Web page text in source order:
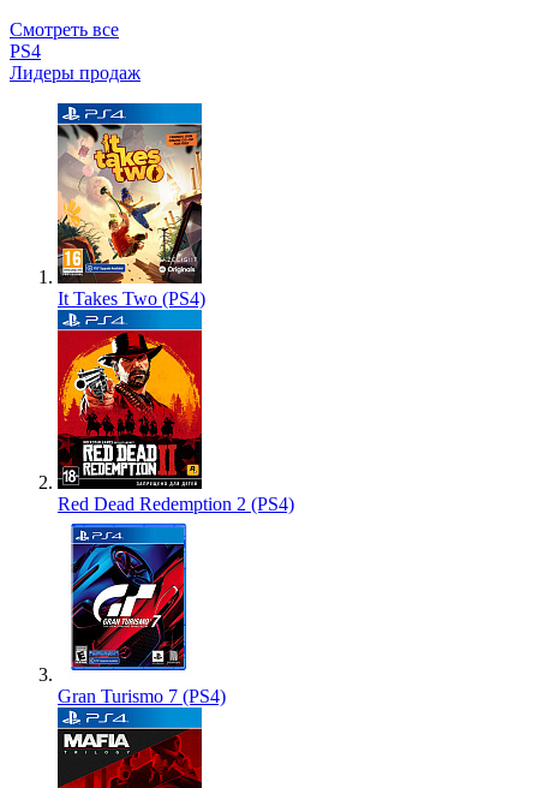
Смотреть все
PS4
Лидеры продаж
It Takes Two (PS4)
Red Dead Redemption 2 (PS4)
Gran Turismo 7 (PS4)